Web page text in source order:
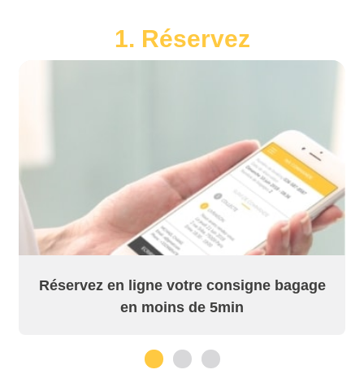
1. Réservez
Réservez en ligne votre consigne bagage
en moins de 5min